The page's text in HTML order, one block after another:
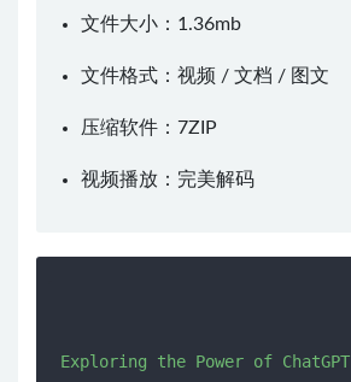
文件大小：1.36mb
文件格式：视频 / 文档 / 图文
压缩软件： 7ZIP
视频播放： 完美解码
Exploring the Power of ChatGPT